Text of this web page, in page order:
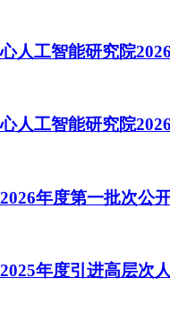
人工智能研究院
人工智能研究院
年度第一批次公
年度引进高层次